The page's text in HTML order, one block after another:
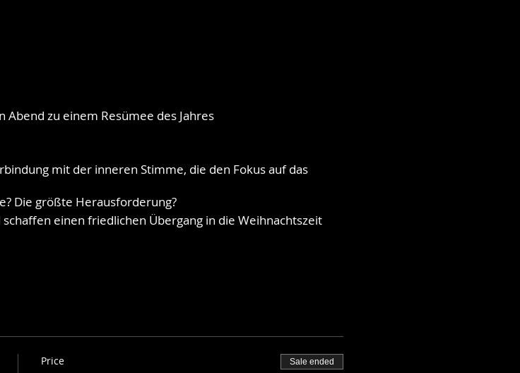
zu einem Resümee des Jahres
mit der inneren Stimme, die den Fokus auf das
Die größte Herausforderung?
einen friedlichen Übergang in die Weihnachtszeit
keine Voraussetzung.
Teilnehmer:inneneines Ateliers in Frankreich, um die
aufzufrischen.
Price Sale ended